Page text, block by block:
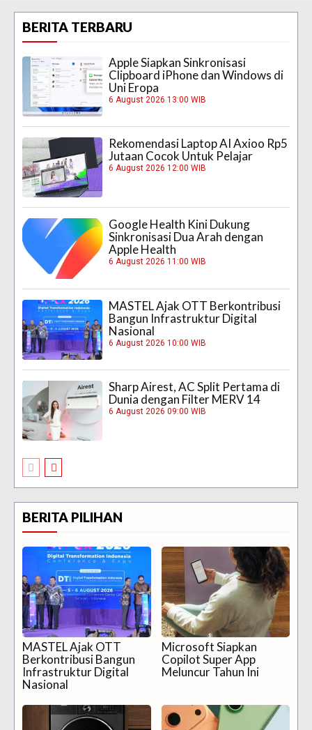
BERITA TERBARU
Apple Siapkan Sinkronisasi
Clipboard iPhone dan Windows di
Uni Eropa
6 August 2026 13:00 WIB
Rekomendasi Laptop AI Axioo Rp5
Jutaan Cocok Untuk Pelajar
6 August 2026 12:00 WIB
Google Health Kini Dukung
Sinkronisasi Dua Arah dengan
Apple Health
6 August 2026 11:00 WIB
MASTEL Ajak OTT Berkontribusi
Bangun Infrastruktur Digital
Nasional
6 August 2026 10:00 WIB
Sharp Airest, AC Split Pertama di
Dunia dengan Filter MERV 14
6 August 2026 09:00 WIB
BERITA PILIHAN
MASTEL Ajak OTT
Berkontribusi Bangun
Infrastruktur Digital
Nasional
Microsoft Siapkan
Copilot Super App
Meluncur Tahun Ini